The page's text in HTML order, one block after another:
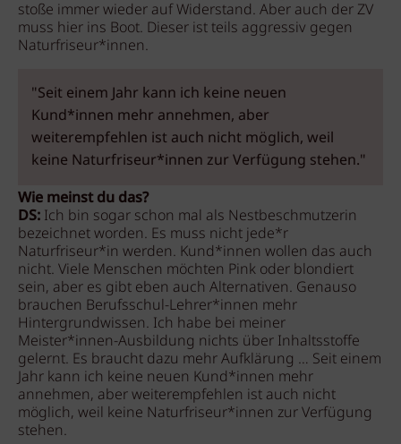
stoße immer wieder auf Widerstand. Aber auch der ZV
muss hier ins Boot. Dieser ist teils aggressiv gegen
Naturfriseur*innen.
"Seit einem Jahr kann ich keine neuen
Kund*innen mehr annehmen, aber
weiterempfehlen ist auch nicht möglich, weil
keine Naturfriseur*innen zur Verfügung stehen."
Wie meinst du das?
DS: Ich bin sogar schon mal als Nestbeschmutzerin
bezeichnet worden. Es muss nicht jede*r
Naturfriseur*in werden. Kund*innen wollen das auch
nicht. Viele Menschen möchten Pink oder blondiert
sein, aber es gibt eben auch Alternativen. Genauso
brauchen Berufsschul-Lehrer*innen mehr
Hintergrundwissen. Ich habe bei meiner
Meister*innen-Ausbildung nichts über Inhaltsstoffe
gelernt. Es braucht dazu mehr Aufklärung … Seit einem
Jahr kann ich keine neuen Kund*innen mehr
annehmen, aber weiterempfehlen ist auch nicht
möglich, weil keine Naturfriseur*innen zur Verfügung
stehen.